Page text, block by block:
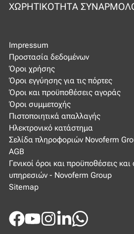
ΧΩΡΗΤΙΚΌΤΗΤΑ
Facebook
YoutubeInstagram
LinkedInWhatsApp
Impressum
Προστασία δεδομένων
Όροι χρήσης
Όροι εγγύησης για τις πόρτες
Όροι και προϋποθέσεις αγοράς
Όροι συμμετοχής
Πιστοποιητικά απαλλαγής
Ηλεκτρονικό κατάστημα
Σελίδα πληροφοριών Novoferm
AGB
Γενικοί όροι και προϋποθέσεις
υπηρεσιών - Novoferm Group
Sitemap